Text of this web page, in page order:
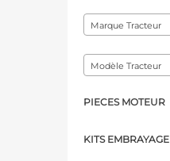
Marque Tracteur
Modèle Tracteur
PIECES MOTEUR
KITS EMBRAYAGE